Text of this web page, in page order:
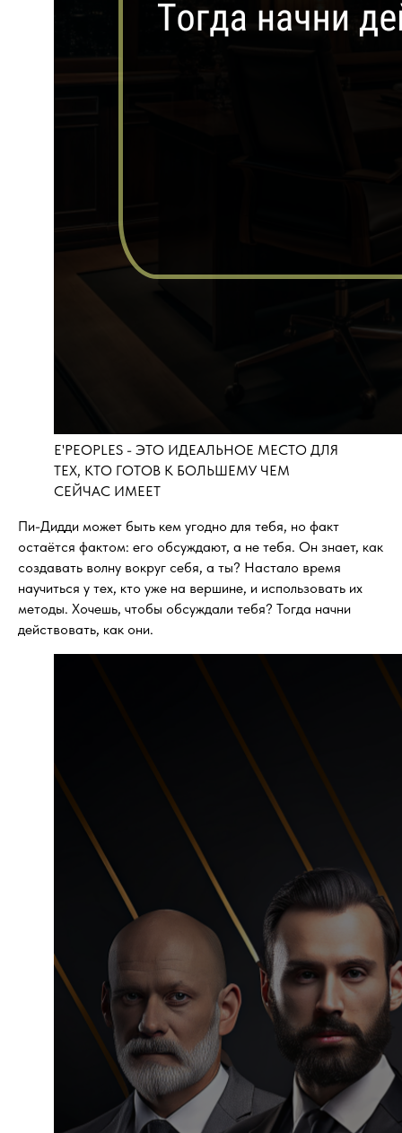
E'PEOPLES - ЭТО ИДЕАЛЬНОЕ МЕСТО ДЛЯ
ТЕХ, КТО ГОТОВ К БОЛЬШЕМУ ЧЕМ
СЕЙЧАС ИМЕЕТ
Пи-Дидди может быть кем угодно для тебя, но факт
остаётся фактом: его обсуждают, а не тебя. Он знает, как
создавать волну вокруг себя, а ты? Настало время
научиться у тех, кто уже на вершине, и использовать их
методы. Хочешь, чтобы обсуждали тебя? Тогда начни
действовать, как они.